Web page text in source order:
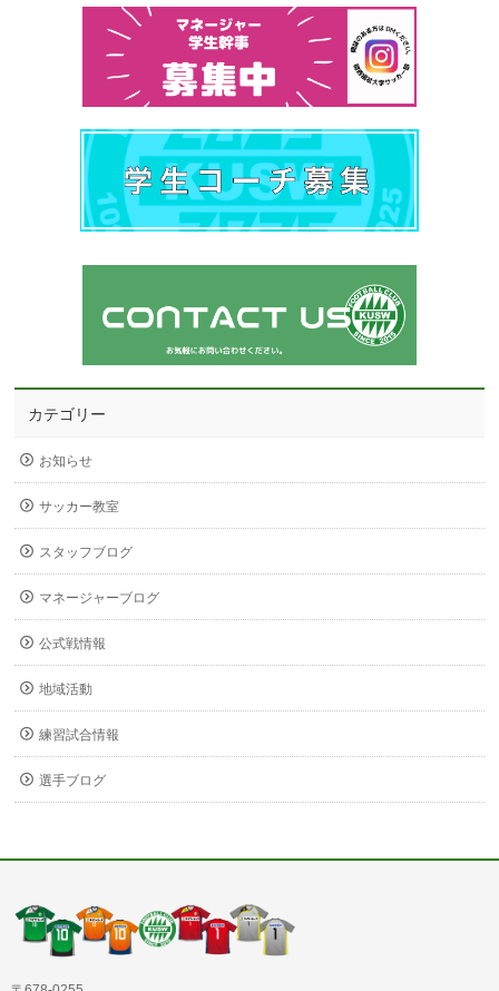
カテゴリー
お知らせ
サッカー教室
スタッフブログ
マネージャーブログ
公式戦情報
地域活動
練習試合情報
選手ブログ